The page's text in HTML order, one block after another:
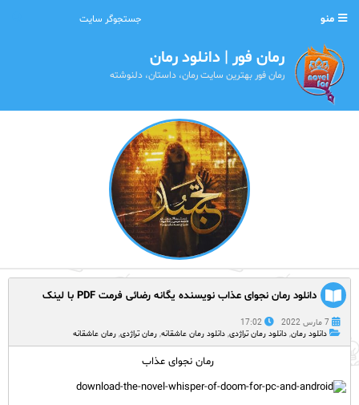
منو
رمان فور | دانلود رمان
رمان فور بهترین سایت رمان، داستان، دلنوشته
دانلود رمان نجوای عذاب نویسنده یگانه رضائی فرمت PDF با لینک
7 مارس 2022
17:02
دانلود رمان, دانلود رمان تراژدی, دانلود رمان عاشقانه, رمان تراژدی, رمان عاشقانه
رمان نجوای عذاب